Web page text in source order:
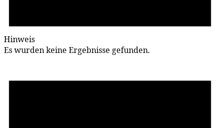
Hinweis
Es wurden keine Ergebnisse gefunden.